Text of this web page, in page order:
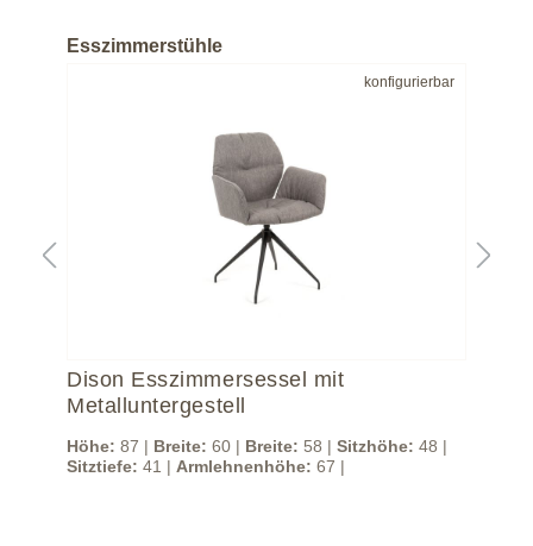
Esszimmerstühle
konfigurierbar
Dison Esszimmersessel mit
Metalluntergestell
Höhe: 87 | Breite: 60 | Breite: 58 | Sitzhöhe: 48 |
Sitztiefe: 41 | Armlehnenhöhe: 67 |